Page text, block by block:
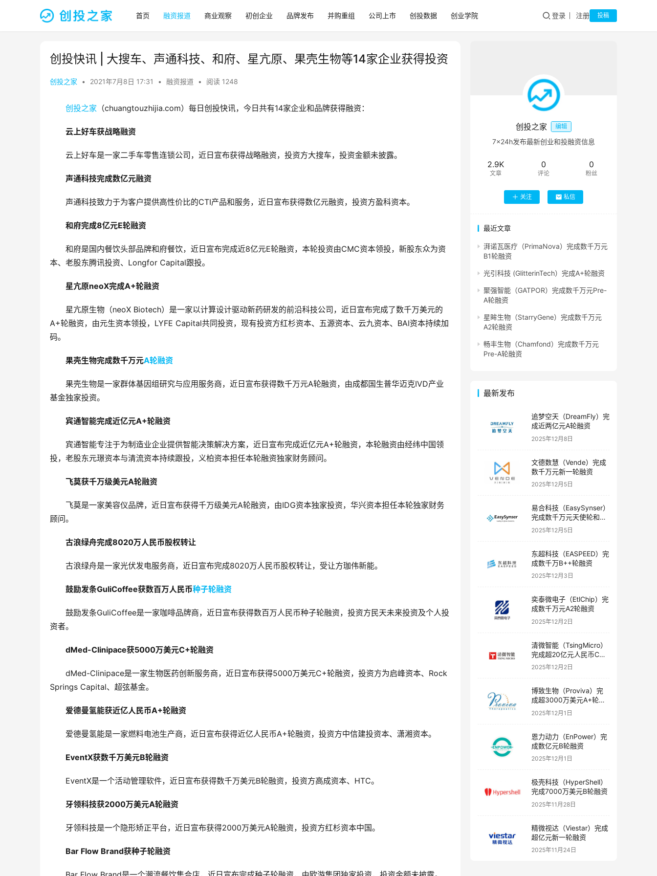
首页 融资报道 商业观察 初创企业 品牌发布 并购重组 公司上市 创投数据 创业学院 登录 注册 投稿
创投快讯 | 大搜车、​声通科技、和府、星亢原、果壳生物等14家企业获得投资
创投之家 • 2021年7月8日 17:31 • 融资报道 • 阅读 1248
创投之家 （chuangtouzhijia.com）每日创投快讯，今日共有14家企业和品牌获得融资：
云上好车获战略融资
云上好车是一家二手车零售连锁公司，近日宣布获得战略融资，投资方大搜车，投资金额未披露。
声通科技完成数亿元融资
声通科技致力于为客户提供高性价比的CTI产品和服务，近日宣布获得数亿元融资，投资方盈科资本。
和府完成8亿元E轮融资
和府是国内餐饮头部品牌和府餐饮，近日宣布完成近8亿元E轮融资，本轮投资由CMC资本领投，新股东众为资
本、老股东腾讯投资、Longfor Capital跟投。
星亢原neoX完成A+轮融资
星亢原生物（neoX Biotech）是一家以计算设计驱动新药研发的前沿科技公司，近日宣布完成了数千万美元的
A+轮融资，由元生资本领投，LYFE Capital共同投资，现有投资方红杉资本、五源资本、云九资本、BAI资本持续加
码。
果壳生物完成数千万元A轮融资
果壳生物是一家群体基因组研究与应用服务商，近日宣布获得数千万元A轮融资，由成都国生普华迈克IVD产业
基金独家投资。
宾通智能完成近亿元A+轮融资
宾通智能专注于为制造业企业提供智能决策解决方案，近日宣布完成近亿元A+轮融资，本轮融资由经纬中国领
投，老股东元璟资本与清流资本持续跟投，义柏资本担任本轮融资独家财务顾问。
飞莫获千万级美元A轮融资
飞莫是一家美容仪品牌，近日宣布获得千万级美元A轮融资，由IDG资本独家投资，华兴资本担任本轮独家财务
顾问。
古浪绿舟完成8020万人民币股权转让
古浪绿舟是一家光伏发电服务商，近日宣布完成8020万人民币股权转让，受让方珈伟新能。
鼓励发条GuliCoffee获数百万人民币种子轮融资
鼓励发条GuliCoffee是一家咖啡品牌商，近日宣布获得数百万人民币种子轮融资，投资方民天未来投资及个人投
资者。
dMed-Clinipace获5000万美元C+轮融资
dMed-Clinipace是一家生物医药创新服务商，近日宣布获得5000万美元C+轮融资，投资方为启峰资本、Rock
Springs Capital、超弦基金。
爱德曼氢能获近亿人民币A+轮融资
爱德曼氢能是一家燃料电池生产商，近日宣布获得近亿人民币A+轮融资，投资方中信建投资本、潇湘资本。
EventX获数千万美元B轮融资
EventX是一个活动管理软件，近日宣布获得数千万美元B轮融资，投资方高成资本、HTC。
牙领科技获2000万美元A轮融资
牙领科技是一个隐形矫正平台，近日宣布获得2000万美元A轮融资，投资方红杉资本中国。
Bar Flow Brand获种子轮融资
创投之家 编辑
7×24h发布最新创业和投融资信息
2.9K
文章
0
评论
0
粉丝
关注 私信
最近文章
湃诺瓦医疗（PrimaNova）完成数千万元
B1轮融资
光引科技 (GlitterinTech）完成A+轮融资
聚强智能（GATPOR）完成数千万元Pre-
A轮融资
星眸生物（StarryGene）完成数千万元
A2轮融资
畅丰生物（Chamfond）完成数千万元
Pre-A轮融资
最新发布
追梦空天（DreamFly）完
成近两亿元A轮融资
2025年12月8日
文德数慧（Vende）完成
数千万元新一轮融资
2025年12月5日
易合科技（EasySynser）
完成数千万元天使轮和天
使+轮融资
2025年12月5日
东超科技（EASPEED）完
成数千万B++轮融资
2025年12月3日
奕泰微电子（EtlChip）完
成数千万元A2轮融资
2025年12月2日
清微智能（TsingMicro）
完成超20亿元人民币C轮
融资
2025年12月2日
博致生物（Proviva）完
成超3000万美元A+轮融
资
2025年12月1日
恩力动力（EnPower）完
成数亿元B轮融资
2025年12月1日
极壳科技（HyperShell）
完成7000万美元B轮融资
2025年11月28日
精微视达（Viestar）完成
超亿元新一轮融资
2025年11月24日